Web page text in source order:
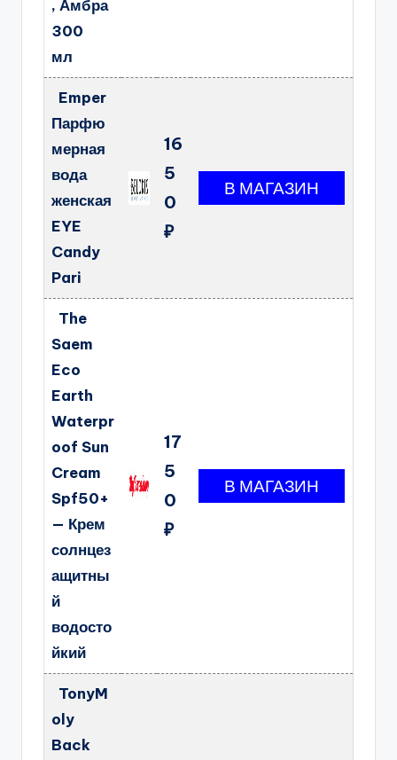
, Амбра
300
мл
Emper
Парфю
мерная
вода
женская
EYE
Candy
Pari
16
5
0
₽
The
Saem
Eco
Earth
Waterpr
oof Sun
Cream
Spf50+
— Крем
солнцез
ащитны
й
водосто
йкий
17
5
0
₽
TonyM
oly
Back